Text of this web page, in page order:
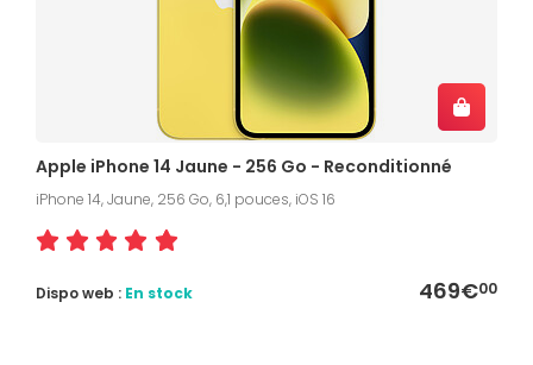
Apple iPhone 14 Jaune - 256 Go - Reconditionné
iPhone 14, Jaune, 256 Go, 6,1 pouces, iOS 16
469€00
Dispo web : En stock